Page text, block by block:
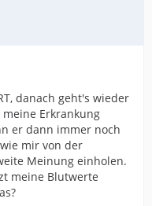
danach geht's wieder
Erkrankung
er dann immer noch
mir von der
Meinung einholen.
meine Blutwerte